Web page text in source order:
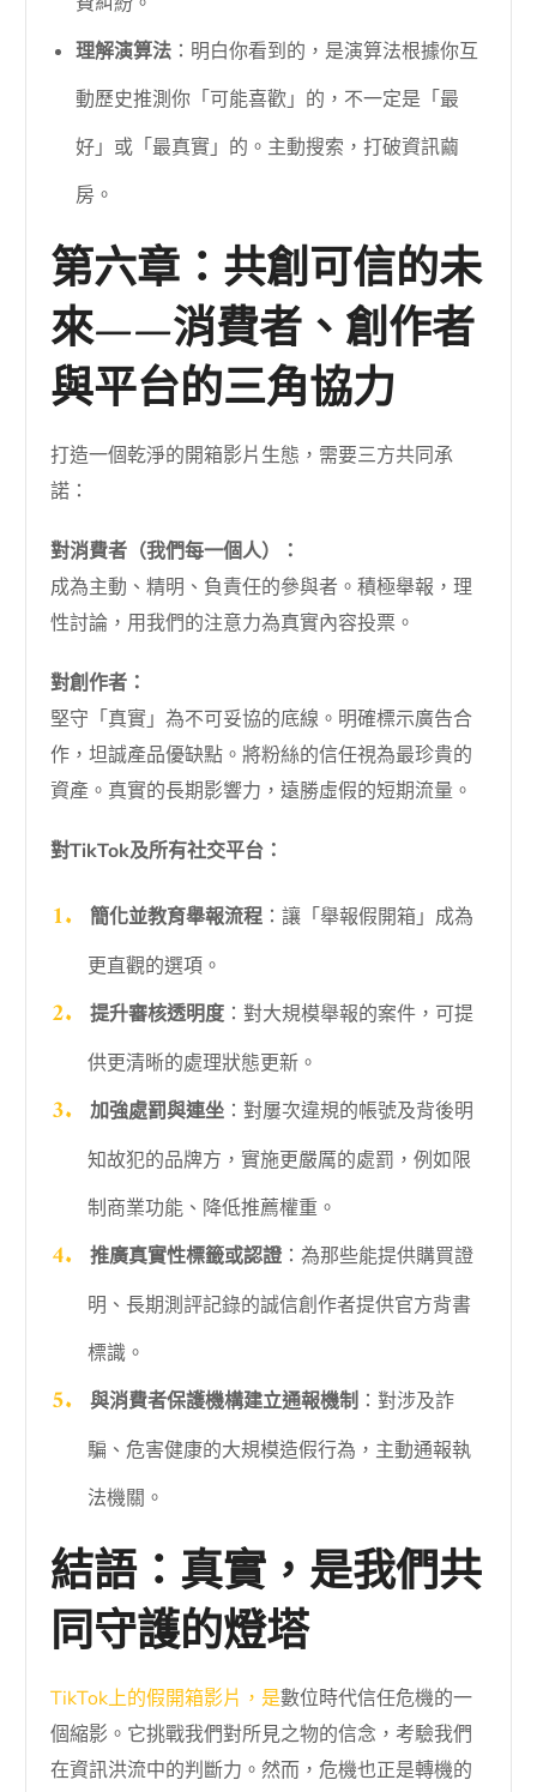
理解演算法 ：明白你看到的，是演算法根據你互
動歷史推測你「可能喜歡」的，不一定是「最
好」或「最真實」的。主動搜索，打破資訊繭
房。
第六章：共創可信的未
來——消費者、創作者
與平台的三角協力
打造一個乾淨的開箱影片生態，需要三方共同承
諾：
對消費者（我們每一個人）：
成為主動、精明、負責任的參與者。積極舉報，理
性討論，用我們的注意力為真實內容投票。
對創作者：
堅守「真實」為不可妥協的底線。明確標示廣告合
作，坦誠產品優缺點。將粉絲的信任視為最珍貴的
資產。真實的長期影響力，遠勝虛假的短期流量。
對TikTok及所有社交平台：
簡化並教育舉報流程：讓「舉報假開箱」成為
更直觀的選項。
提升審核透明度：對大規模舉報的案件，可提
供更清晰的處理狀態更新。
加強處罰與連坐：對屢次違規的帳號及背後明
知故犯的品牌方，實施更嚴厲的處罰，例如限
制商業功能、降低推薦權重。
推廣真實性標籤或認證：為那些能提供購買證
明、長期測評記錄的誠信創作者提供官方背書
標識。
與消費者保護機構建立通報機制 ：對涉及詐
騙、危害健康的大規模造假行為，主動通報執
法機關。
結語：真實，是我們共
同守護的燈塔
TikTok上的假開箱影片，是數位時代信任危機的一
個縮影。它挑戰我們對所見之物的信念，考驗我們
在資訊洪流中的判斷力。然而，危機也正是轉機的